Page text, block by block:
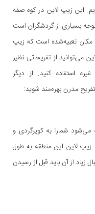
این زیپ لاین در کوه صفه
بسیاری از گردشگران است
مکان تعبیه‌شده است که زیپ
می‌توانید از تفریحاتی نظیر
استفاده کنید. از دیگر
مدرن بهره‌مند شوید:
می‌شود شمارا به کویرگردی و
زیپ لاین این منطقه به طول
استقبال زیاد از آن باید قبل از رسیدن